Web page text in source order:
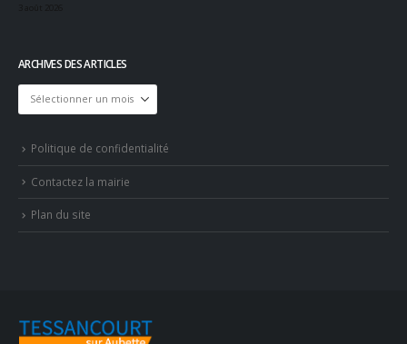
ARCHIVES DES ARTICLES
Archives
des
Politique de confidentialité
Contactez la mairie
Plan du site